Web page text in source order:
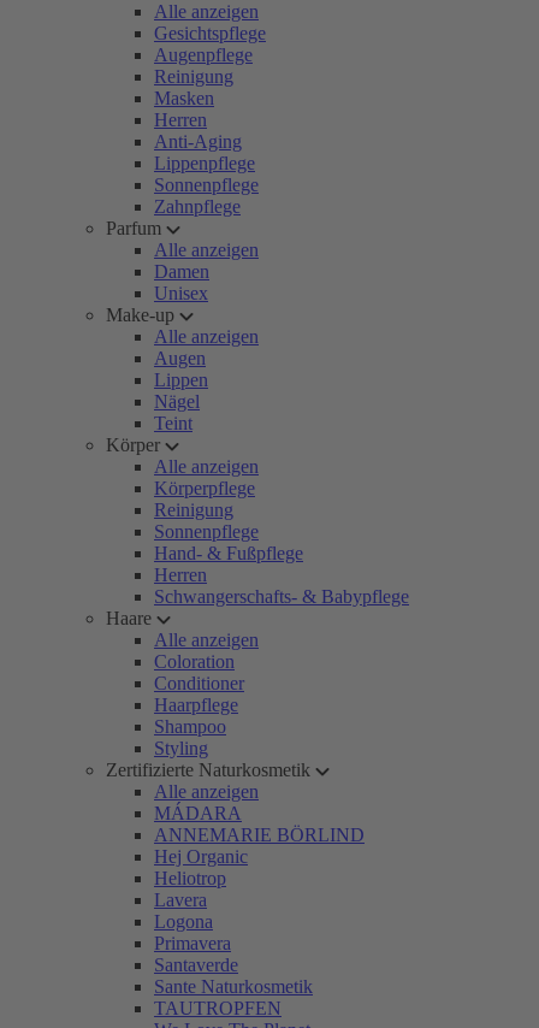
Alle anzeigen
Gesichtspflege
Augenpflege
Reinigung
Masken
Herren
Anti-Aging
Lippenpflege
Sonnenpflege
Zahnpflege
Parfum
Alle anzeigen
Damen
Unisex
Make-up
Alle anzeigen
Augen
Lippen
Nägel
Teint
Körper
Alle anzeigen
Körperpflege
Reinigung
Sonnenpflege
Hand- & Fußpflege
Herren
Schwangerschafts- & Babypflege
Haare
Alle anzeigen
Coloration
Conditioner
Haarpflege
Shampoo
Styling
Zertifizierte Naturkosmetik
Alle anzeigen
MÁDARA
ANNEMARIE BÖRLIND
Hej Organic
Heliotrop
Lavera
Logona
Primavera
Santaverde
Sante Naturkosmetik
TAUTROPFEN